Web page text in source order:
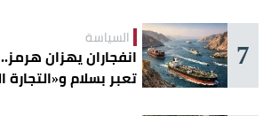
7 السياسة
انفجاران يهزان
تعبر بسلام و«التجارة